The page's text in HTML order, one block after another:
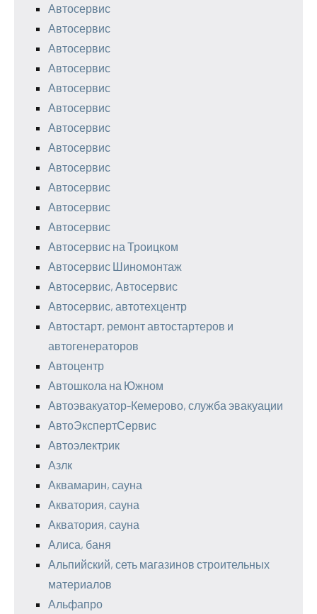
Автосервис
Автосервис
Автосервис
Автосервис
Автосервис
Автосервис
Автосервис
Автосервис
Автосервис
Автосервис
Автосервис
Автосервис
Автосервис на Троицком
Автосервис Шиномонтаж
Автосервис, Автосервис
Автосервис, автотехцентр
Автостарт, ремонт автостартеров и
автогенераторов
Автоцентр
Автошкола на Южном
Автоэвакуатор-Кемерово, служба эвакуации
АвтоЭкспертСервис
Автоэлектрик
Азлк
Аквамарин, сауна
Акватория, сауна
Акватория, сауна
Алиса, баня
Альпийский, сеть магазинов строительных
материалов
Альфапро